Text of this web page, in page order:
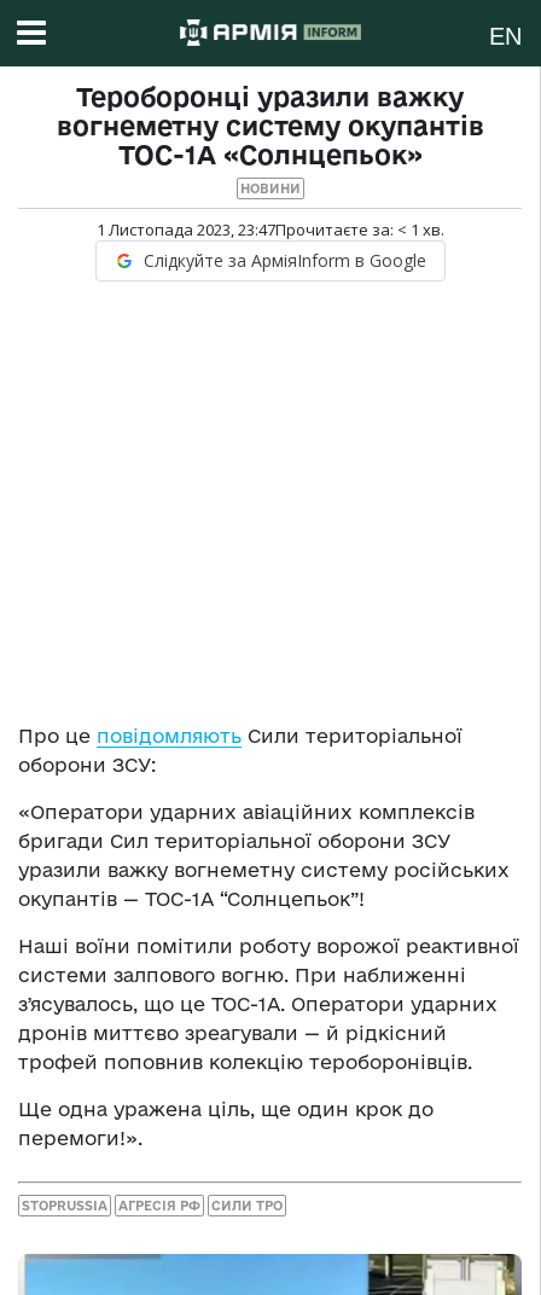
EN
Тероборонці уразили важку
вогнеметну систему окупантів
ТОС-1А «Солнцепьок»
НОВИНИ
1 Листопада 2023, 23:47Прочитаєте за: < 1 хв.
Слідкуйте за АрміяInform в Google
Про це повідомляють Сили територіальної
оборони ЗСУ:
«Оператори ударних авіаційних комплексів
бригади Сил територіальної оборони ЗСУ
уразили важку вогнеметну систему pocійських
окупантів — ТОС-1А “Солнцепьок”!
Наші воїни помітили роботу ворожої реактивної
системи залпового вогню. При наближенні
зʼясувалось, що це ТОС-1А. Оператори ударних
дронів миттєво зреагували — й рідкісний
трофей поповнив колекцію тероборонівців.
Ще одна уражена ціль, ще один крок до
перемоги!».
STOPRUSSIA АГРЕСІЯ РФ СИЛИ ТРО